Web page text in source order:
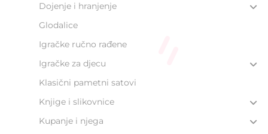
Dojenje i hranjenje
Glodalice
Igračke ručno rađene
Igračke za djecu
Klasični pametni satovi
Knjige i slikovnice
Kupanje i njega